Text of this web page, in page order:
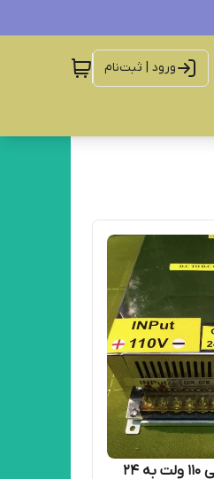
ورود | ثبت‌نام
مبدل دیسی به دیسی ۱۱۰ ولت به ۲۴